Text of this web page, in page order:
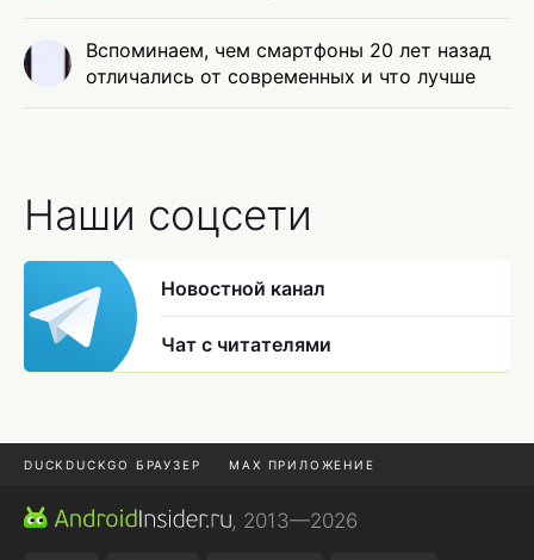
Вспоминаем, чем смартфоны 20 лет назад
отличались от современных и что лучше
Наши соцсети
Новостной канал
Чат с читателями
DUCKDUCKGO БРАУЗЕР MAX ПРИЛОЖЕНИЕ
ПРИЛОЖЕНИЯ ANDROID
, 2013—2026